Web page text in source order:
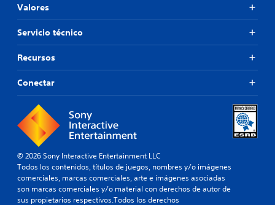
Valores
Servicio técnico
Recursos
Conectar
© 2026 Sony Interactive Entertainment LLC
Todos los contenidos, títulos de juegos, nombres y/o imágenes
comerciales, marcas comerciales, arte e imágenes asociadas
son marcas comerciales y/o material con derechos de autor de
sus propietarios respectivos.Todos los derechos